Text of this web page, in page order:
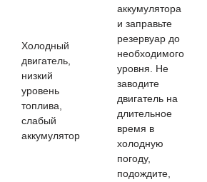
Холодный
двигатель,
низкий
уровень
топлива,
слабый
аккумулятор
аккумулятора
и заправьте
резервуар до
необходимого
уровня. Не
заводите
двигатель на
длительное
время в
холодную
погоду,
подождите,